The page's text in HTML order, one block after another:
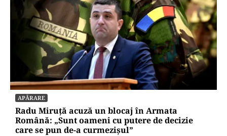
APĂRARE
Radu Miruță acuză un blocaj în Armata
Română: „Sunt oameni cu putere de decizie
care se pun de-a curmezișul”